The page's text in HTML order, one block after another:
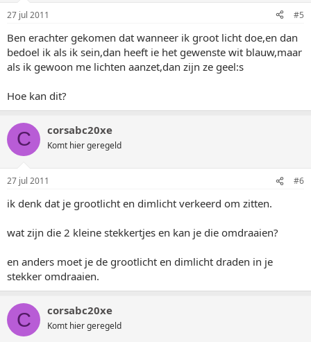
27 jul 2011 #5
Ben erachter gekomen dat wanneer ik groot licht doe,en dan
bedoel ik als ik sein,dan heeft ie het gewenste wit blauw,maar
als ik gewoon me lichten aanzet,dan zijn ze geel:s
Hoe kan dit?
C corsabc20xe
Komt hier geregeld
27 jul 2011 #6
ik denk dat je grootlicht en dimlicht verkeerd om zitten.
wat zijn die 2 kleine stekkertjes en kan je die omdraaien?
en anders moet je de grootlicht en dimlicht draden in je
stekker omdraaien.
C corsabc20xe
Komt hier geregeld